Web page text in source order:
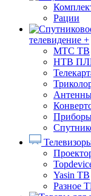
Рации
телевидение +
МТС ТВ
НТВ
Yasin ТВ
Разное